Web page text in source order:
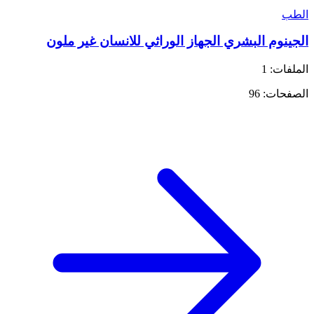
الطب
الجينوم البشري الجهاز الوراثي للانسان غير ملون
الملفات: 1
الصفحات: 96